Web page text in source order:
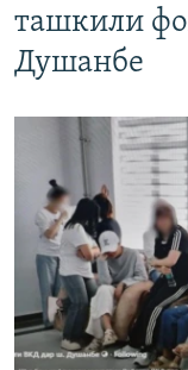
ташкили
Душанбе